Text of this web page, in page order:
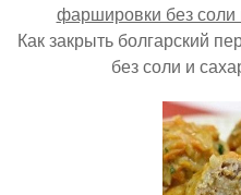
Как закрыть болгарский
без соли и